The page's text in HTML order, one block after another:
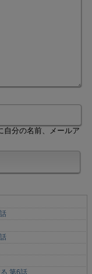
自分の名前、メールア
第6話